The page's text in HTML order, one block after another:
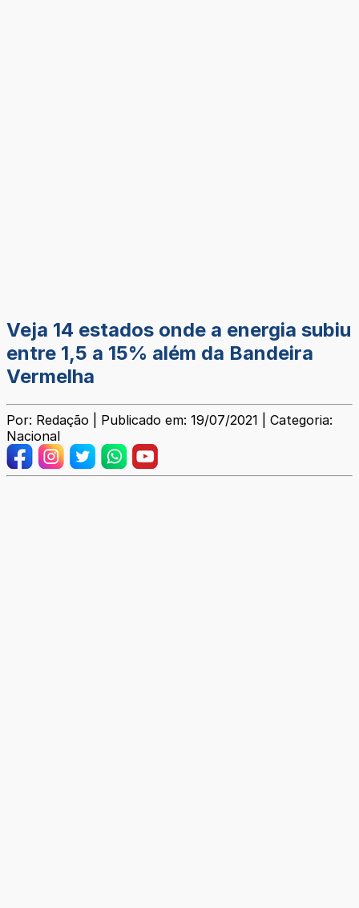
Veja 14 estados onde a energia subiu
entre 1,5 a 15% além da Bandeira
Vermelha
Por: Redação | Publicado em: 19/07/2021 | Categoria:
Nacional